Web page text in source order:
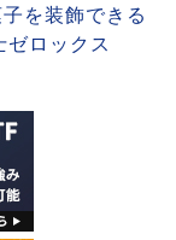
を装飾できる
ロックス